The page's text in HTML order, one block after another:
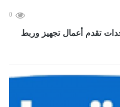
0
تقدم أعمال تجهيز وربط